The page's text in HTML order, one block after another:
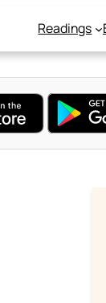
Readings